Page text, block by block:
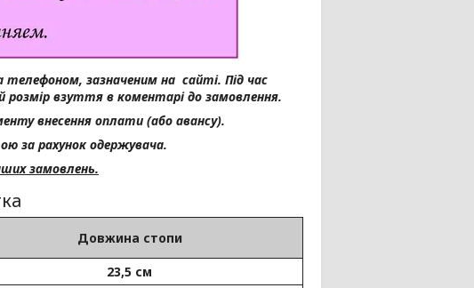
телефоном, зазначеним на сайті. Під час
взуття в коментарі до замовлення.
внесення оплати (або авансу).
за рахунок одержувача.
замовлень.
Довжина стопи
23,5 см